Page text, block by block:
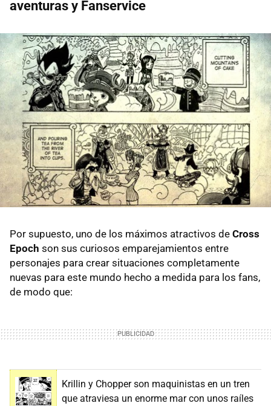
aventuras y Fanservice
Por supuesto, uno de los máximos atractivos de Cross
Epoch son sus curiosos emparejamientos entre
personajes para crear situaciones completamente
nuevas para este mundo hecho a medida para los fans,
de modo que:
Krillin y Chopper son maquinistas en un tren
que atraviesa un enorme mar con unos raíles